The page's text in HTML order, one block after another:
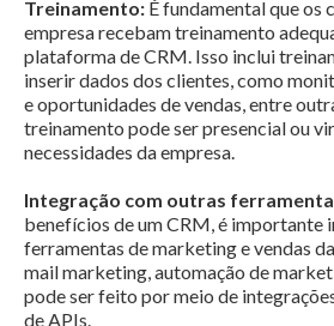
Treinamento: É fundamental que os
empresa recebam treinamento
plataforma de CRM. Isso inclui
inserir dados dos clientes, como
e oportunidades de vendas, entre
treinamento pode ser presencial ou
necessidades da empresa.
Integração com outras
benefícios de um CRM, é importante
ferramentas de marketing e vendas
mail marketing, automação de
pode ser feito por meio de
de APIs.